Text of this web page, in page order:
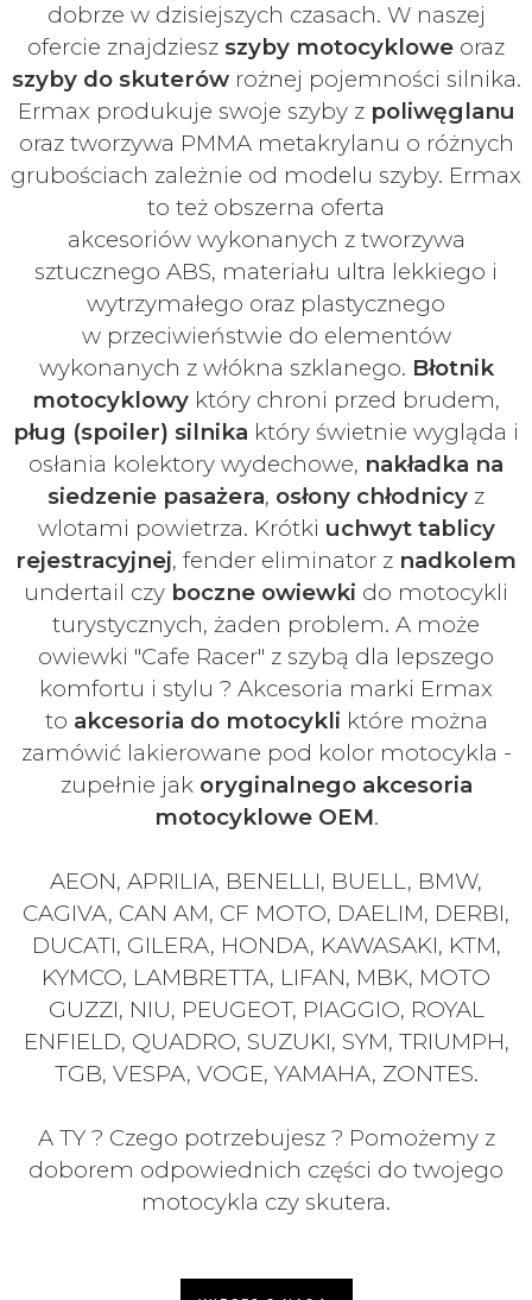
dobrze w dzisiejszych czasach. W naszej
ofercie znajdziesz szyby motocyklowe oraz
szyby do skuterówrożnej pojemności silnika.
Ermax produkuje swoje szyby z poliwęglanu
oraz tworzywa PMMA metakrylanu o różnych
grubościach zależnie od modelu szyby. Ermax
to też obszerna oferta
akcesoriów wykonanych z tworzywa
sztucznego ABS, materiału ultra lekkiego i
wytrzymałego oraz plastycznego
w przeciwieństwie do elementów
wykonanych z włókna szklanego. Błotnik
motocyklowy który chroni przed brudem,
pług (spoiler) silnika który świetnie wygląda i
osłania kolektory wydechowe, nakładka na
siedzenie pasażera, osłony chłodnicy z
wlotami powietrza. Krótki uchwyt tablicy
rejestracyjnej, fender eliminator z nadkolem
undertail czy boczne owiewki do motocykli
turystycznych, żaden problem. A może
owiewki "Cafe Racer" z szybą dla lepszego
komfortu i stylu ? Akcesoria marki Ermax
to akcesoria do motocykli które można
zamówić lakierowane pod kolor motocykla -
zupełnie jak oryginalnego akcesoria
motocyklowe OEM.
AEON, APRILIA, BENELLI, BUELL, BMW,
CAGIVA, CAN AM, CF MOTO, DAELIM, DERBI,
DUCATI, GILERA, HONDA, KAWASAKI, KTM,
KYMCO, LAMBRETTA, LIFAN, MBK, MOTO
GUZZI, NIU, PEUGEOT, PIAGGIO, ROYAL
ENFIELD, QUADRO, SUZUKI, SYM, TRIUMPH,
TGB, VESPA, VOGE, YAMAHA, ZONTES.
A TY ? Czego potrzebujesz ? Pomożemy z
doborem odpowiednich części do twojego
motocykla czy skutera.